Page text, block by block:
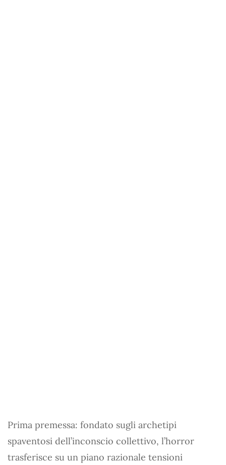
Prima premessa: fondato sugli archetipi
spaventosi dell’inconscio collettivo, l’horror
trasferisce su un piano razionale tensioni